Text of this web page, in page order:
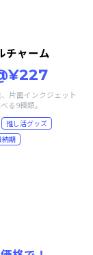
チャーム
片面インクジェット
る9種類。
推し活グッズ
期